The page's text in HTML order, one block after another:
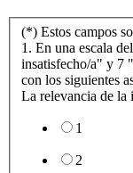
(*) Estos campos
1. En una escala
insatisfecho/a" y 7
con los siguientes
La relevancia de
1
2